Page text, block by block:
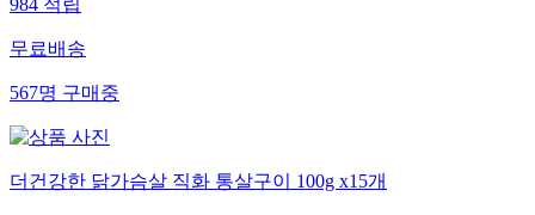
984적립
무료배송
567명구매중
더건강한 닭가슴살 직화 통살구이 100g x15개